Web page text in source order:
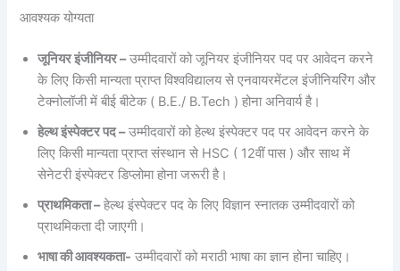
आवश्यक योग्यता
जूनियर इंजीनियर –उम्मीदवारों को जूनियर इंजीनियर पद पर आवेदन करने
के लिए किसी मान्यता प्राप्त विश्वविद्यालय से एनवायरमेंटल इंजीनियरिंग और
टेक्नोलॉजी में बीई बीटेक ( B.E./ B.Tech ) होना अनिवार्य है।
हेल्थ इंस्पेक्टर पद –उम्मीदवारों को हेल्थ इंस्पेक्टर पद पर आवेदन करने के
लिए किसी मान्यता प्राप्त संस्थान से HSC ( 12वीं पास ) और साथ में
सेनेटरी इंस्पेक्टर डिप्लोमा होना जरूरी है।
प्राथमिकता –हेल्थ इंस्पेक्टर पद के लिए विज्ञान स्नातक उम्मीदवारों को
प्राथमिकता दी जाएगी।
भाषा की आवश्यकता- उम्मीदवारों को मराठी भाषा का ज्ञान होना चाहिए।